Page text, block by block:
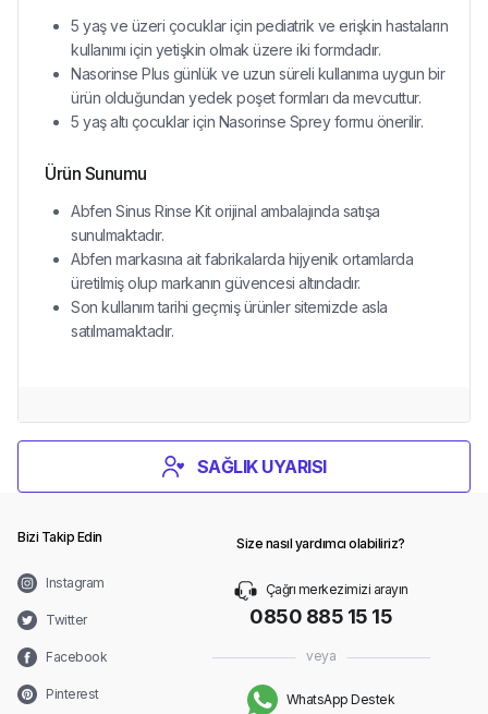
5 yaş ve üzeri çocuklar için pediatrik ve erişkin hastaların
kullanımı için yetişkin olmak üzere iki formdadır.
Nasorinse Plus günlük ve uzun süreli kullanıma uygun bir
ürün olduğundan yedek poşet formları da mevcuttur.
5 yaş altı çocuklar için Nasorinse Sprey formu önerilir.
Ürün Sunumu
Abfen Sinus Rinse Kit orijinal ambalajında satışa
sunulmaktadır.
Abfen markasına ait fabrikalarda hijyenik ortamlarda
üretilmiş olup markanın güvencesi altındadır.
Son kullanım tarihi geçmiş ürünler sitemizde asla
satılmamaktadır.
SAĞLIK UYARISI
Bizi Takip Edin
Instagram
Twitter
Facebook
Pinterest
Size nasıl yardımcı olabiliriz?
Çağrı merkezimizi arayın
0850 885 15 15
veya
WhatsApp Destek